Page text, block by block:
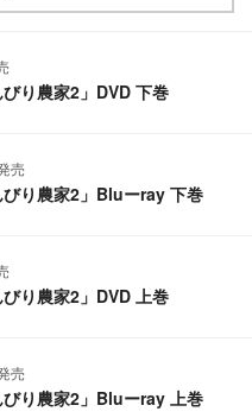
り農家2」DVD 下巻
売
り農家2」Bluーray 下巻
り農家2」DVD 上巻
売
り農家2」Bluーray 上巻